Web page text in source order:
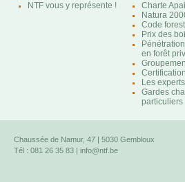
NTF vous y représente !
Charte
Natura
Code
Prix des
en forêt
Les
Gardes
particuliers
Chaussée de Namur, 47 | 5030 Gembloux
Tél : 081 26 35 83 | info@ntf.be